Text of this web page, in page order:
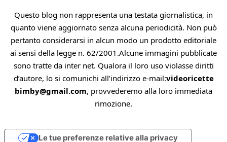
Questo blog non rappresenta una testata giornalistica, in
quanto viene aggiornato senza alcuna periodicità. Non può
pertanto considerarsi in alcun modo un prodotto editoriale
ai sensi della legge n. 62/2001.Alcune immagini pubblicate
sono tratte da inter net. Qualora il loro uso violasse diritti
d’autore, lo si comunichi all’indirizzo e-mail:videoricette
bimby@gmail.com, provvederemo alla loro immediata
rimozione.
Le tue preferenze relative alla privacy